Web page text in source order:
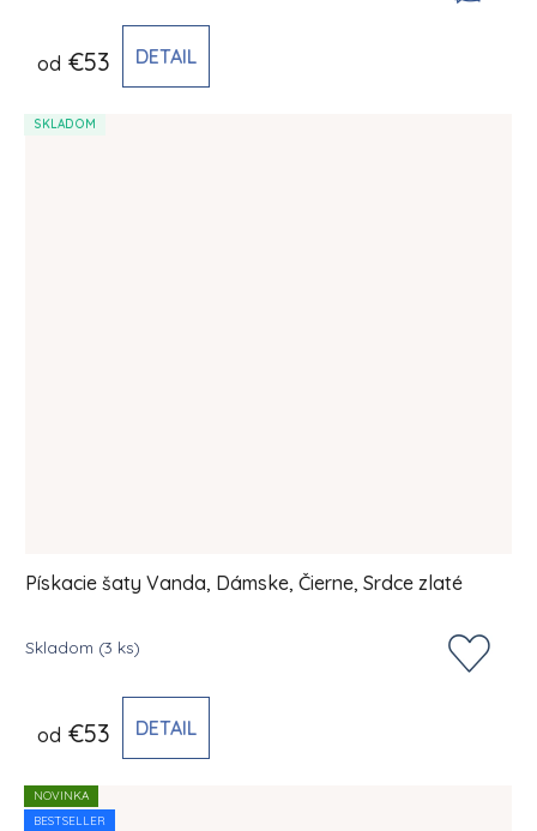
od €53 DETAIL
SKLADOM
Pískacie šaty Vanda, Dámske, Čierne, Srdce zlaté
Skladom (3 ks)
od €53 DETAIL
NOVINKA
BESTSELLER